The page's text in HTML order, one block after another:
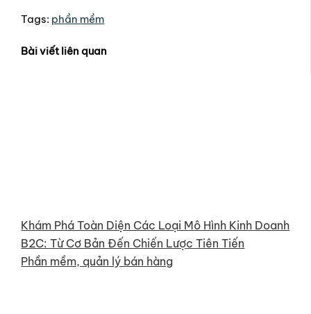
Tags: phần mềm
Bài viết liên quan
Khám Phá Toàn Diện Các Loại Mô Hình Kinh Doanh
B2C: Từ Cơ Bản Đến Chiến Lược Tiên Tiến
Phần mềm, quản lý bán hàng